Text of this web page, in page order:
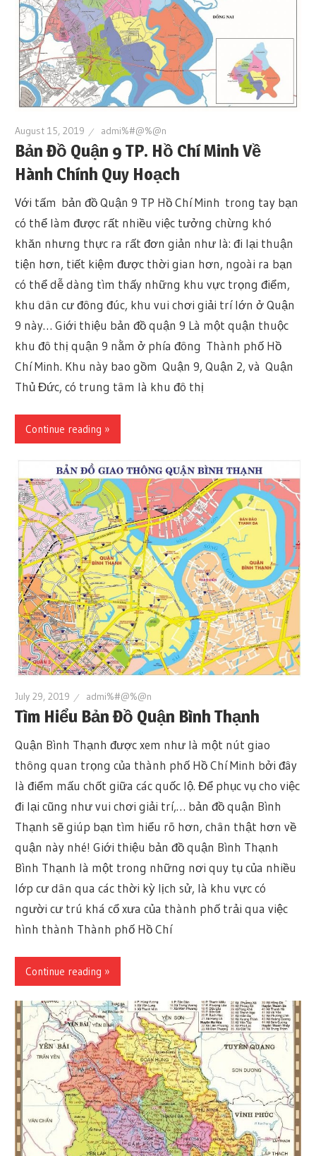
August 15, 2019 admi%#@%@n
Bản Đồ Quận 9 TP. Hồ Chí Minh Về
Hành Chính Quy Hoạch
Với tấm bản đồ Quận 9 TP Hồ Chí Minh trong tay bạn
có thể làm được rất nhiều việc tưởng chừng khó
khăn nhưng thực ra rất đơn giản như là: đi lại thuận
tiện hơn, tiết kiệm được thời gian hơn, ngoài ra bạn
có thể dễ dàng tìm thấy những khu vực trọng điểm,
khu dân cư đông đúc, khu vui chơi giải trí lớn ở Quận
9 này… Giới thiệu bản đồ quận 9 Là một quận thuộc
khu đô thị quận 9 nằm ở phía đông Thành phố Hồ
Chí Minh. Khu này bao gồm Quận 9, Quận 2, và Quận
Thủ Đức, có trung tâm là khu đô thị
Continue reading »
July 29, 2019 admi%#@%@n
Tìm Hiểu Bản Đồ Quận Bình Thạnh
Quận Bình Thạnh được xem như là một nút giao
thông quan trọng của thành phố Hồ Chí Minh bởi đây
là điểm mấu chốt giữa các quốc lộ. Để phục vụ cho việc
đi lại cũng như vui chơi giải trí,… bản đồ quận Bình
Thạnh sẽ giúp bạn tìm hiểu rõ hơn, chân thật hơn về
quận này nhé! Giới thiệu bản đồ quận Bình Thạnh
Bình Thạnh là một trong những nơi quy tụ của nhiều
lớp cư dân qua các thời kỳ lịch sử, là khu vực có
người cư trú khá cổ xưa của thành phố trải qua việc
hình thành Thành phố Hồ Chí
Continue reading »